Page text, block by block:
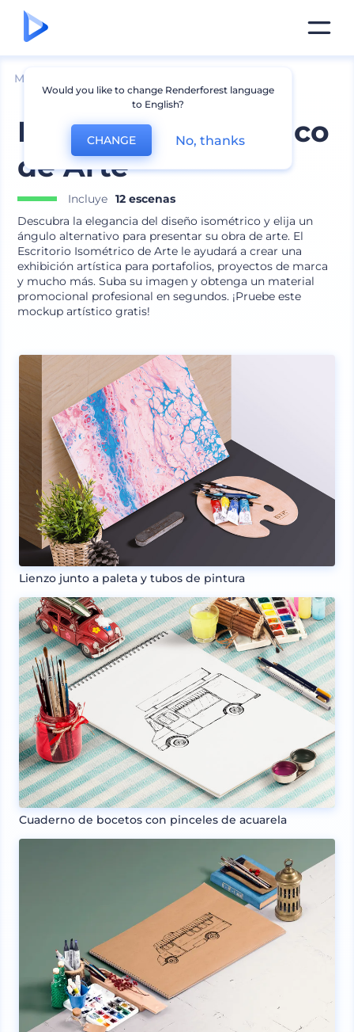
Mockups
Escritorio Isométrico
de Arte
Incluye 12 escenas
Descubra la elegancia del diseño isométrico y elija un
ángulo alternativo para presentar su obra de arte. El
Escritorio Isométrico de Arte le ayudará a crear una
exhibición artística para portafolios, proyectos de marca
y mucho más. Suba su imagen y obtenga un material
promocional profesional en segundos. ¡Pruebe este
mockup artístico gratis!
Lienzo junto a paleta y tubos de pintura
Cuaderno de bocetos con pinceles de acuarela
Would you like to change Renderforest language
to English?
CHANGE No, thanks